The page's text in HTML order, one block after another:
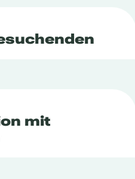
mit